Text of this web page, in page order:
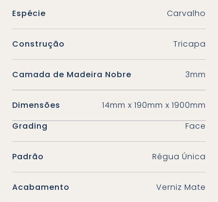
Espécie Carvalho
Construção Tricapa
Camada de Madeira Nobre 3mm
Dimensões
14mm x 190mm x 1900mm
Grading
Face
Padrão Régua Única
Acabamento Verniz Mate